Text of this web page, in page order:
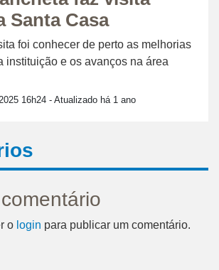
Santa Casa
foi conhecer de perto as melhorias
instituição e os avanços na área
16h24 - Atualizado há 1 ano
o login para publicar um comentário.